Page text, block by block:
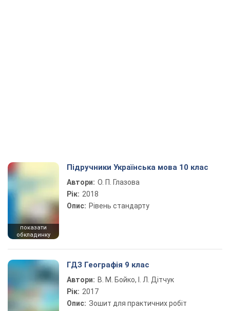
показати
обкладинку
Підручники Українська мова 10 клас
Автори: О. П. Глазова
Рік: 2018
Опис: Рівень стандарту
ГДЗ Географія 9 клас
Автори: В. М. Бойко, І. Л. Дітчук
Рік: 2017
Опис: Зошит для практичних робіт